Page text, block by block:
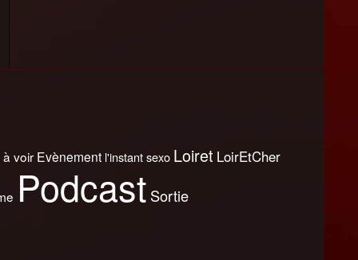
voir Evènement l'instant sexo Loiret LoirEtCher
Podcast Sortie